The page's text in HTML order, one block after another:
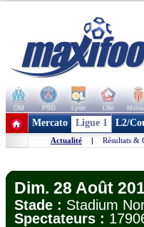
OM PSG Lyon Lille
+ de clubs
Mercato Ligue 1 L2/
Actualité | Résultats &
Dim. 28 Août
Stade : Stadium
Spectateurs :